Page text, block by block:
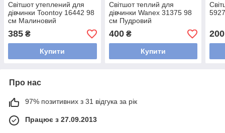
Світшот утеплений для
дівчинки Toontoy 16442 98
см Малиновий
385 ₴
Купити
Світшот теплий для
дівчинки Wanex 31375 98
см Пудровий
400₴
Купити
200
Про нас
97% позитивних з 31 відгука за рік
Працює з 27.09.2013